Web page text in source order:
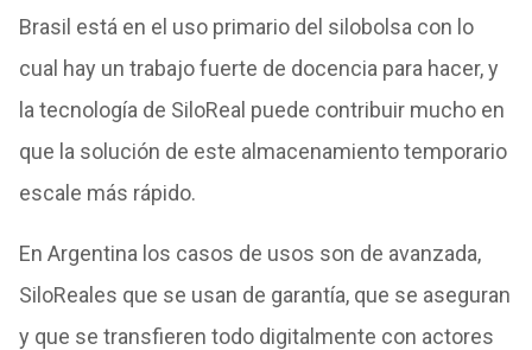
Brasil está en el uso primario del silobolsa con lo
cual hay un trabajo fuerte de docencia para hacer, y
la tecnología de SiloReal puede contribuir mucho en
que la solución de este almacenamiento temporario
escale más rápido.
En Argentina los casos de usos son de avanzada,
SiloReales que se usan de garantía, que se aseguran
y que se transfieren todo digitalmente con actores